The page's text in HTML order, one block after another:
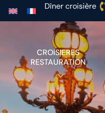
Dîner croisière
CROISIERES
RESTAURATION